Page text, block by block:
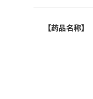
【药品名称】